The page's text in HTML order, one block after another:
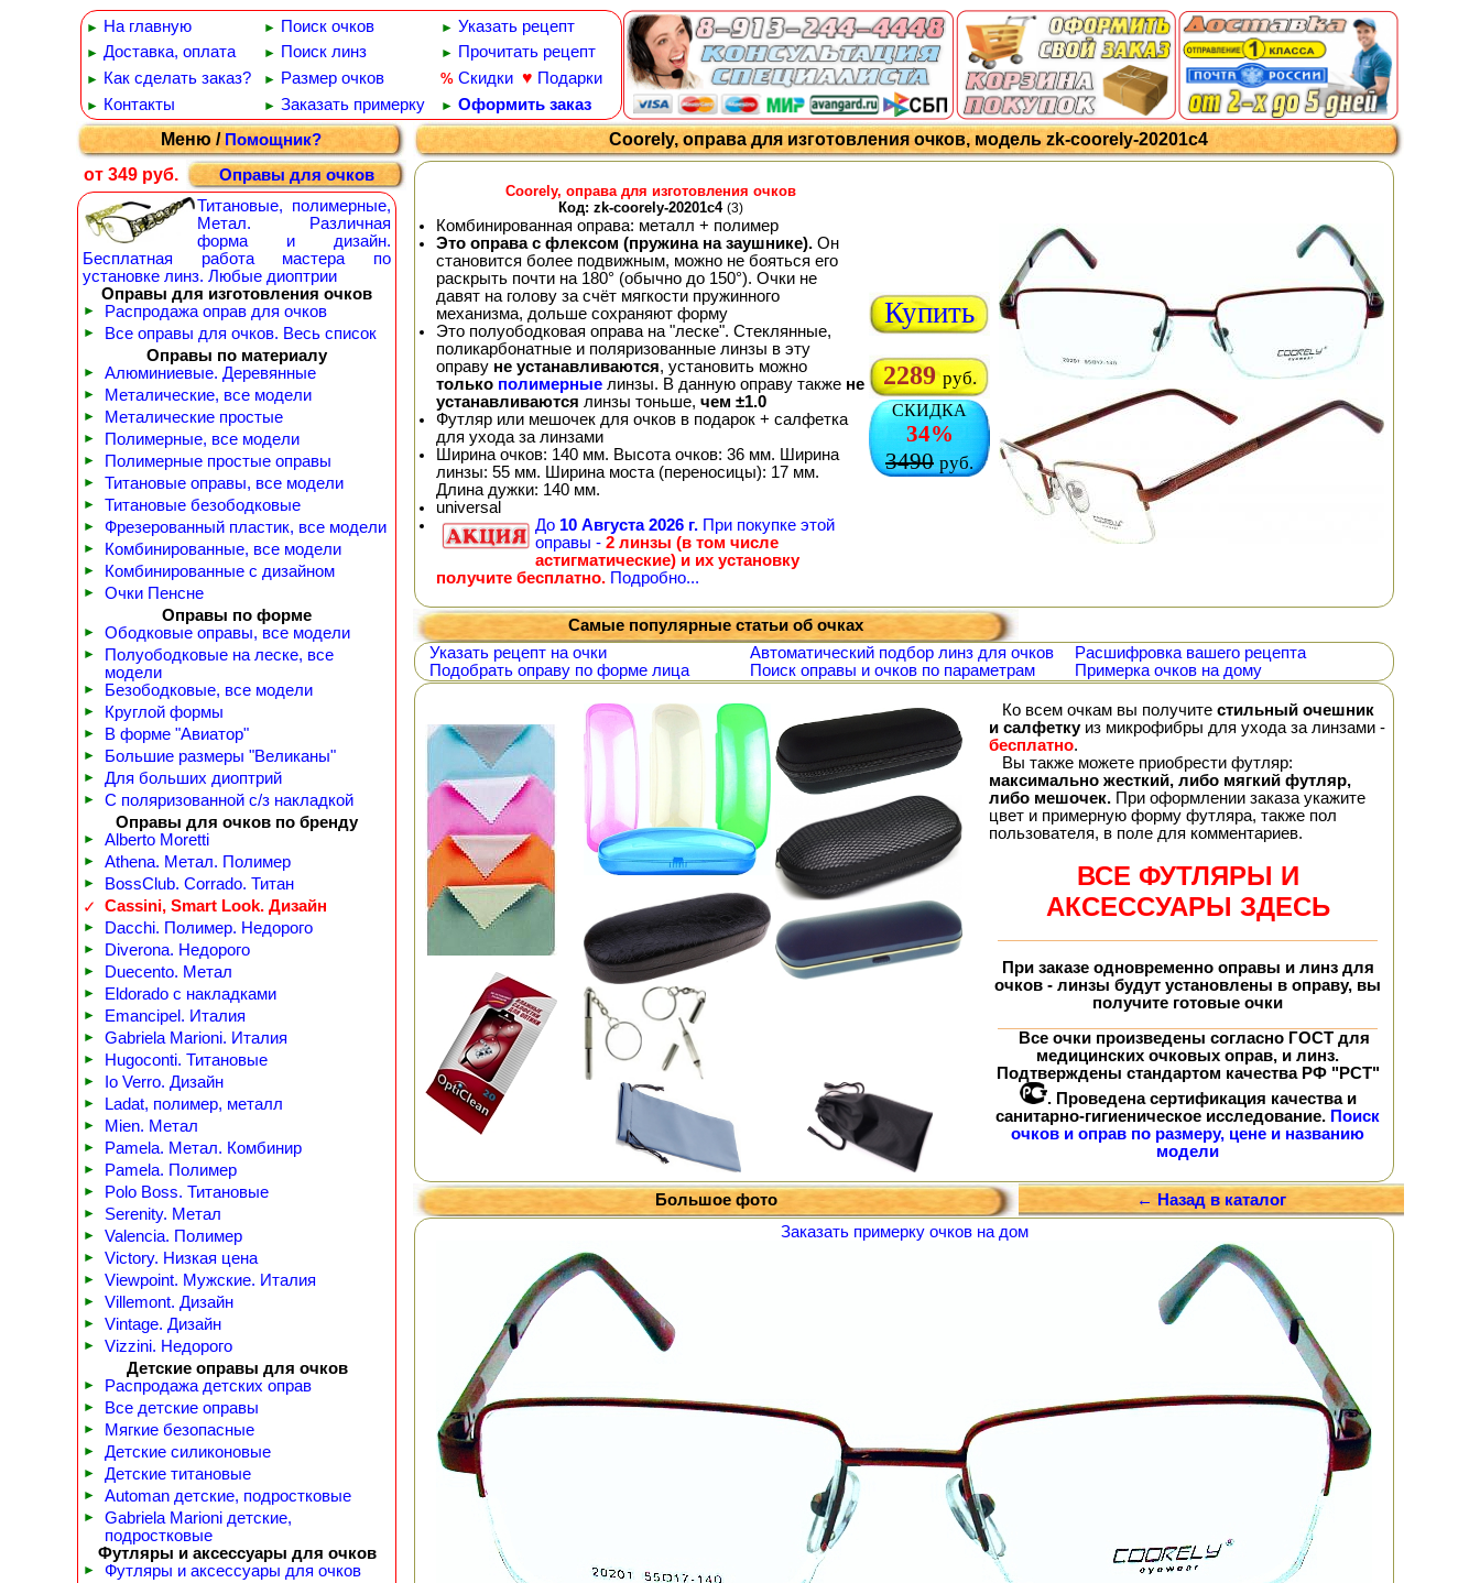
► На главную ► Поиск очков ► Указать рецепт
► Доставка, оплата ► Поиск линз ► Прочитать рецепт
► Как сделать заказ? ► Размер очков % Скидки ♥ Подарки
► Контакты ► Заказать примерку ► Оформить заказ
Меню /Помощник?
от 349 руб.
Оправы для очков
Титановые, полимерные,
Метал. Различная
форма и дизайн.
Бесплатная работа мастера по
установке линз. Любые диоптрии
Оправы для изготовления очков
► Распродажа оправ для очков
►
Все оправы для очков. Весь список
Оправы по материалу
► Алюминиевые. Деревянные
► Металические, все модели
► Металические простые
► Полимерные, все модели
► Полимерные простые оправы
► Титановые оправы, все модели
► Титановые безободковые
► Фрезерованный пластик, все модели
► Комбинированные, все модели
► Комбинированные с дизайном
►
Очки Пенсне
Оправы по форме
► Ободковые оправы, все модели
►
Полуободковые на леске, все
модели
► Безободковые, все модели
► Круглой формы
► В форме "Авиатор"
► Большие размеры "Великаны"
► Для больших диоптрий
►
С поляризованной с/з накладкой
Оправы для очков по бренду
► Alberto Moretti
► Athena. Метал. Полимер
►
BossClub. Corrado. Титан
✓
Cassini, Smart Look. Дизайн
► Dacchi. Полимер. Недорого
► Diverona. Недорого
► Duecento. Метал
► Eldorado с накладками
► Emancipel. Италия
► Gabriela Marioni. Италия
► Hugoconti. Титановые
► Io Verro. Дизайн
► Ladat, полимер, металл
► Mien. Метал
► Pamela. Метал. Комбинир
► Pamela. Полимер
► Polo Boss. Титановые
► Serenity. Метал
► Valencia. Полимер
► Victory. Низкая цена
► Viewpoint. Мужские. Италия
► Villemont. Дизайн
► Vintage. Дизайн
►
Vizzini. Недорого
Детские оправы для очков
► Распродажа детских оправ
► Все детские оправы
► Мягкие безопасные
► Детские силиконовые
► Детские титановые
► Automan детские, подростковые
►
Gabriela Marioni детские,
подростковые
Футляры и аксессуары для очков
►
Футляры и аксессуары для очков
Coorely, оправа для изготовления очков, модель zk-coorely-20201c4
Coorely, оправа для изготовления очков
Код: zk-coorely-20201c4 (3)
Комбинированная оправа: металл + полимер
Это оправа с флексом (пружина на заушнике). Он
становится более подвижным, можно не бояться его
раскрыть почти на 180° (обычно до 150°). Очки не
давят на голову за счёт мягкости пружинного
механизма, дольше сохраняют форму
Это полуободковая оправа на "леске". Стеклянные,
поликарбонатные и поляризованные линзы в эту
оправу не устанавливаются, установить можно
только полимерные линзы. В данную оправу также не
устанавливаются линзы тоньше, чем ±1.0
Футляр или мешочек для очков в подарок + салфетка
для ухода за линзами
Ширина очков: 140 мм. Высота очков: 36 мм. Ширина
линзы: 55 мм. Ширина моста (переносицы): 17 мм.
Длина дужки: 140 мм.
universal
До 10 Августа 2026 г. При покупке этой
оправы - 2 линзы (в том числе
астигматические) и их установку
получите бесплатно. Подробно...
Купить
2289 руб.
СКИДКА
34%
3490 руб.
Самые популярные статьи об очках
Указать рецепт на очки
Автоматический подбор линз для очков
Расшифровка вашего рецепта
Подобрать оправу по форме лица
Поиск оправы и очков по параметрам Примерка очков на дому
Ко всем очкам вы получите стильный очешник
и салфеткуиз микрофибры для ухода за линзами -
бесплатно.
Вы также можете приобрести футляр:
максимально жесткий, либо мягкий футляр,
либо мешочек. При оформлении заказа укажите
цвет и примерную форму футляра, также пол
пользователя, в поле для комментариев.
ВСЕ ФУТЛЯРЫ И
АКСЕССУАРЫ ЗДЕСЬ
При заказе одновременнооправы и линз для
очков - линзы будут установлены в оправу, вы
получите готовые очки
Все очки произведены согласно ГОСТ для
медицинских очковых оправ, и линз.
Подтверждены стандартом качества РФ "РСТ"
. Проведена сертификация качества и
санитарно-гигиеническое исследование. Поиск
очков и оправ по размеру, цене и названию
модели
Большое фото
← Назад в каталог
Заказать примерку очков на дом